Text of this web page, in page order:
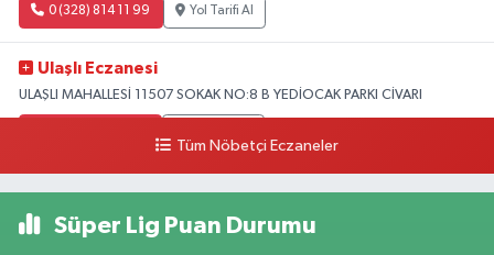
0 (328) 814 11 99 Yol Tarifi Al
Ulaşlı Eczanesi
ULAŞLI MAHALLESİ 11507 SOKAK NO:8 B YEDİOCAK PARKI CİVARI
Tüm Nöbetçi Eczaneler
Süper Lig Puan Durumu